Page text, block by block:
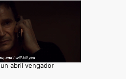
abril vengador